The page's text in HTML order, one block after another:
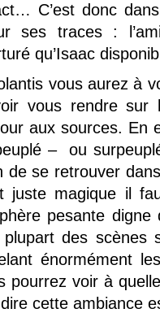
C’est donc
ses traces :
qu’Isaac
vous aurez à
vous rendre sur
aux sources. En
– ou
de se retrouver
juste magique il
pesante digne
des scènes
énormément
pourrez voir à
cette ambiance